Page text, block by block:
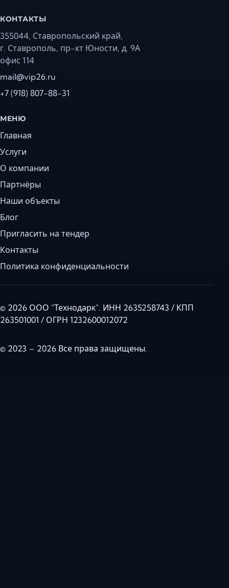
КОНТАКТЫ
355044, Ставропольский край,
г. Ставрополь, пр-кт Юности, д. 9А
офис 114
mail@vip26.ru
+7 (918) 807-88-31
МЕНЮ
Главная
Услуги
О компании
Партнёры
Наши объекты
Блог
Пригласить на тендер
Контакты
Политика конфиденциальности
© 2026 ООО "Технодарк". ИНН 2635258743 / КПП
263501001 / ОГРН 1232600012072
© 2023 – 2026 Все права защищены.